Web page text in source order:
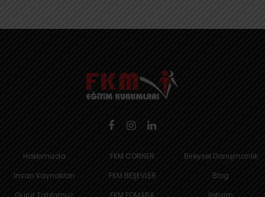
Hakkımızda
İnsan Kaynakları
FKM CORNER
FKM BEŞEVLER
Bireysel Danışmanlık
Blog